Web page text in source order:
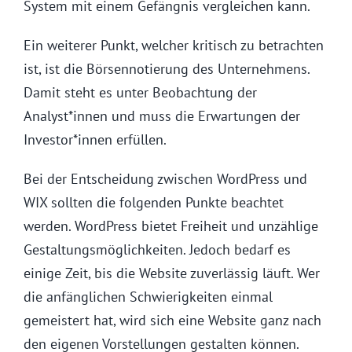
System mit einem Gefängnis vergleichen kann.
Ein weiterer Punkt, welcher kritisch zu betrachten
ist, ist die Börsennotierung des Unternehmens.
Damit steht es unter Beobachtung der
Analyst*innen und muss die Erwartungen der
Investor*innen erfüllen.
Bei der Entscheidung zwischen WordPress und
WIX sollten die folgenden Punkte beachtet
werden. WordPress bietet Freiheit und unzählige
Gestaltungsmöglichkeiten. Jedoch bedarf es
einige Zeit, bis die Website zuverlässig läuft. Wer
die anfänglichen Schwierigkeiten einmal
gemeistert hat, wird sich eine Website ganz nach
den eigenen Vorstellungen gestalten können.